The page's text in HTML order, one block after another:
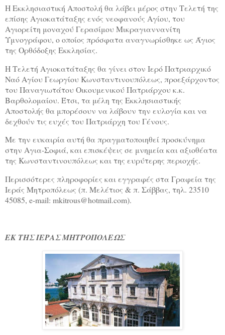
Η Εκκλησιαστική Αποστολή θα λάβει μέρος στην Τελετή της
επίσης Αγιοκατάταξης ενός νεοφανούς Αγίου, του
Αγιορείτη μοναχού Γερασίμου Μικραγιαννανίτη
Υμνογράφου, ο οποίος πρόσφατα αναγνωρίσθηκε ως Άγιος
της Ορθόδοξης Εκκλησίας.
Η Τελετή Αγιοκατάταξης θα γίνει στον Ιερό Πατριαρχικό
Ναό Αγίου Γεωργίου Κωνσταντινουπόλεως, προεξάρχοντος
του Παναγιωτάτου Οικουμενικού Πατριάρχου κ.κ.
Βαρθολομαίου. Έτσι, τα μέλη της Εκκλησιαστικής
Αποστολής θα μπορέσουν να λάβουν την ευλογία και να
δεχθούν τις ευχές του Πατριάρχη του Γένους.
Με την ευκαιρία αυτή θα πραγματοποιηθεί προσκύνημα
στην Αγια-Σοφιά, και επισκέψεις σε μνημεία και αξιοθέατα
της Κωνσταντινουπόλεως και της ευρύτερης περιοχής.
Περισσότερες πληροφορίες και εγγραφές στα Γραφεία της
Ιεράς Μητροπόλεως (π. Μελέτιος & π. Σάββας, τηλ. 23510
45085, e-mail: mkitrous@hotmail.com).
ΕΚ ΤΗΣ ΙΕΡΑΣ ΜΗΤΡΟΠΟΛΕΩΣ